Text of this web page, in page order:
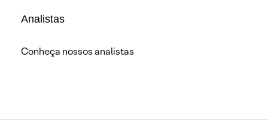
Analistas
Conheça nossos analistas